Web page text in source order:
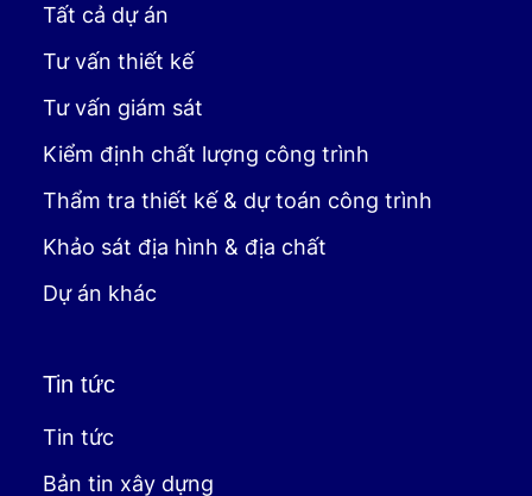
Tất cả dự án
Tư vấn thiết kế
Tư vấn giám sát
Kiểm định chất lượng công trình
Thẩm tra thiết kế & dự toán công trình
Khảo sát địa hình & địa chất
Dự án khác
Tin tức
Tin tức
Bản tin xây dựng